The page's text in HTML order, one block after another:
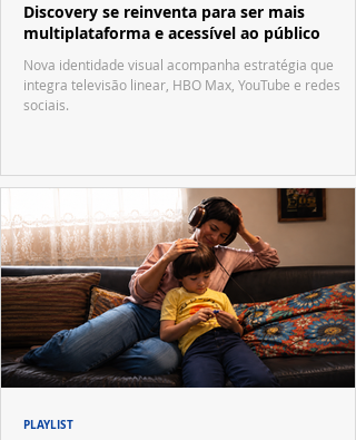
Discovery se reinventa para ser mais
multiplataforma e acessível ao público
Nova identidade visual acompanha estratégia que
integra televisão linear, HBO Max, YouTube e redes
sociais.
PLAYLIST